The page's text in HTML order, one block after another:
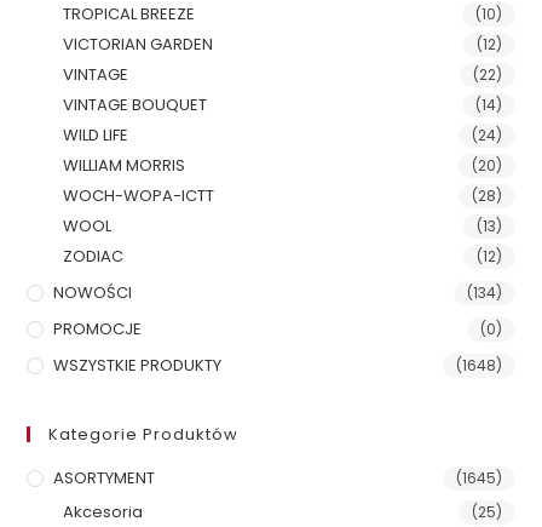
TROPICAL BREEZE (10)
VICTORIAN GARDEN (12)
VINTAGE (22)
VINTAGE BOUQUET (14)
WILD LIFE (24)
WILLIAM MORRIS (20)
WOCH-WOPA-ICTT (28)
WOOL (13)
ZODIAC (12)
NOWOŚCI (134)
PROMOCJE (0)
WSZYSTKIE PRODUKTY (1648)
Kategorie Produktów
ASORTYMENT
(1645)
Akcesoria (25)